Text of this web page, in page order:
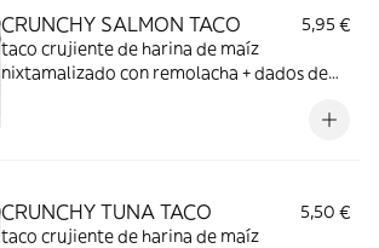
CRUNCHY SALMON TACO
5,95 €
taco crujiente de harina de maíz
nixtamalizado con remolacha + dados de
romana + salsa tártara de jalapeños + salsa
CRUNCHY TUNA TACO
5,50 €
taco crujiente de harina de maíz